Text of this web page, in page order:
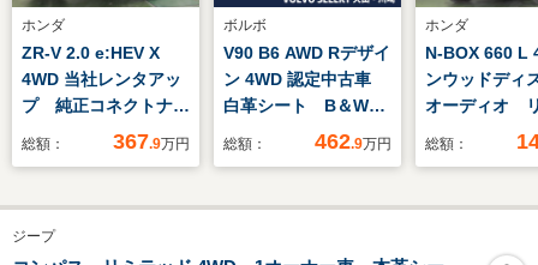
ホンダ
ZR-V 2.0 e:HEV X
4WD 当社レンタアッ
プ 純正コネクトナ
ビ リアカメラ フル
CSRS VSA Pゲー
ト
総額： 367.9万円
ボルボ
V90 B6 AWD Rデザイ
ン 4WD 認定中古車
白革シート B＆W
電動ガラスサンルー
機能付きパワーシー
総額： 462.9万円
ホンダ
N-BOX 660 L
ンウッドディ
オーディオ
ラ 純正エン
ルセグTV
総額：
ジープ